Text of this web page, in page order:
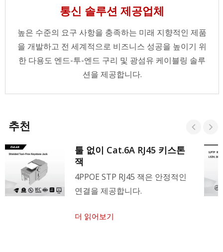
RJ45 스트레인 릴리프 부츠 및 RJ45 크림핑 도구
가 포함됩니다. 또한 고정 길이 패치 코드도 제공
합니다. 품질과 특성은 공장에서 테스트되었으며
우수한 네트워크 솔루션을 제공합니다.
통신 솔루션 제공업체
높은 수준의 요구 사항을 충족하는 미래 지향적인 제품
을 개발하고 전 세계적으로 비즈니스 성공을 높이기 위
한 다용도 엔드-투-엔드 구리 및 광섬유 케이블링 솔루
션을 제공합니다.
추천
툴 없이 Cat.6A RJ45 키스톤
잭
4PPOE STP RJ45 잭은 안정적인
연결을 제공합니다.
더 읽어보기